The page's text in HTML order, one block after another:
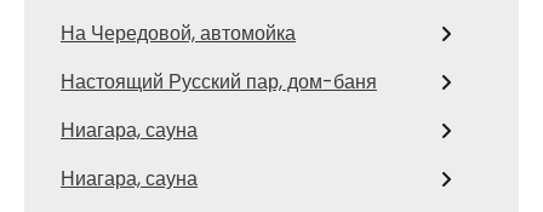
На Чередовой, автомойка
Настоящий Русский пар, дом-баня
Ниагара, сауна
Ниагара, сауна